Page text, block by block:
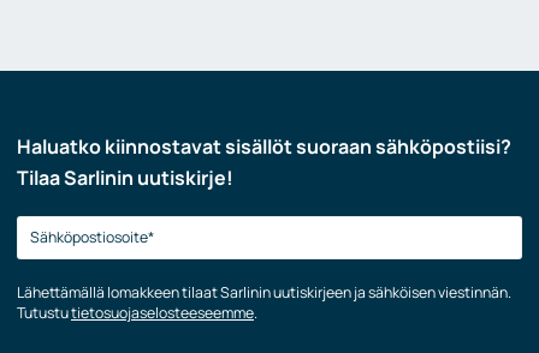
Haluatko kiinnostavat sisällöt suoraan sähköpostiisi?
Tilaa Sarlinin uutiskirje!
Lähettämällä lomakkeen tilaat Sarlinin uutiskirjeen ja sähköisen viestinnän.
Tutustutietosuojaselosteeseemme.